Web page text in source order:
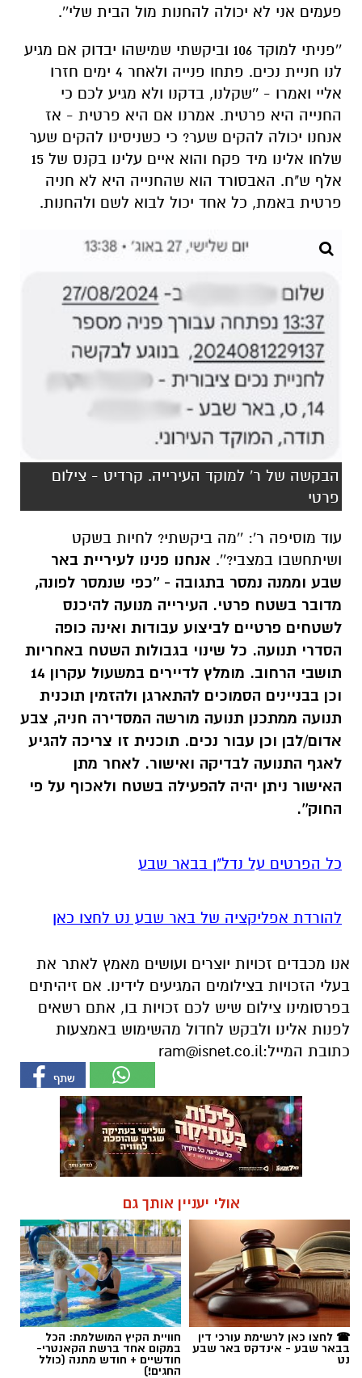
פעמים אני לא יכולה להחנות מול הבית שלי''.
''פניתי למוקד 106 וביקשתי שמישהו יבדוק אם מגיע
לנו חניית נכים. פתחו פנייה ולאחר 4 ימים חזרו
אליי ואמרו - ''שקלנו, בדקנו ולא מגיע לכם כי
החנייה היא פרטית. אמרנו אם היא פרטית - אז
אנחנו יכולה להקים שער? כי כשניסינו להקים שער
שלחו אלינו מיד פקח והוא איים עלינו בקנס של 15
אלף ש"ח. האבסורד הוא שהחנייה היא לא חניה
פרטית באמת, כל אחד יכול לבוא לשם ולהחנות.
הבקשה של ר' למוקד העירייה. קרדיט - צילום
פרטי
עוד מוסיפה ר': ''מה ביקשתי? לחיות בשקט
ושיתחשבו במצבי?''. אנחנו פנינו לעיריית באר
שבע וממנה נמסר בתגובה - ''כפי שנמסר לפונה,
מדובר בשטח פרטי. העירייה מנועה להיכנס
לשטחים פרטיים לביצוע עבודות ואינה כופה
הסדרי תנועה. כל שינוי בגבולות השטח באחריות
תושבי הרחוב. מומלץ לדיירים במשעול עקרון 14
וכן בבניינים הסמוכים להתארגן ולהזמין תוכנית
תנועה ממתכנן תנועה מורשה המסדירה חניה, צבע
אדום/לבן וכן עבור נכים. תוכנית זו צריכה להגיע
לאגף התנועה לבדיקה ואישור. לאחר מתן
האישור ניתן יהיה להפעילה בשטח ולאכוף על פי
החוק''.
כל הפרטים על נדל"ן בבאר שבע
להורדת אפליקציה של באר שבע נט לחצו כאן
אנו מכבדים זכויות יוצרים ועושים מאמץ לאתר את
בעלי הזכויות בצילומים המגיעים לידינו. אם זיהיתים
בפרסומינו צילום שיש לכם זכויות בו, אתם רשאים
לפנות אלינו ולבקש לחדול מהשימוש באמצעות
כתובת המייל:ram@isnet.co.il
אולי יעניין אותך גם
☎ לחצו כאן לרשימת עורכי דין
בבאר שבע - אינדקס באר שבע
נט
חוויית הקיץ המושלמת: הכל
במקום אחד ברשת הקאנטרי-
חודשיים + חודש מתנה (כולל
החגים!)